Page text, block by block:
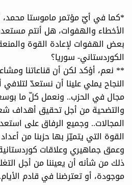
*كما في أيّ مؤتمر ماموستا
الأخطاء والهفوات، هل أنتم
بعض الهفوات لإعادة القوة
الكوردستاني- سوريا؟
** نعم، أؤكد لكن أن قناعاتنا
النجاح يملي علينا أن نستعدّ
مجال في الحزب.. ونعمل كلّ ما
والتضحية من أجل تحقيق أهداف
المجالات.. وجميع الرفاق على
القوة التي يتميّز بها حزبنا من
وعمق جماهيري وعلاقات
ذلك من شأنه أن يعيننا من أجل
موجودة، أو تعترضنا في قادم الأيام.